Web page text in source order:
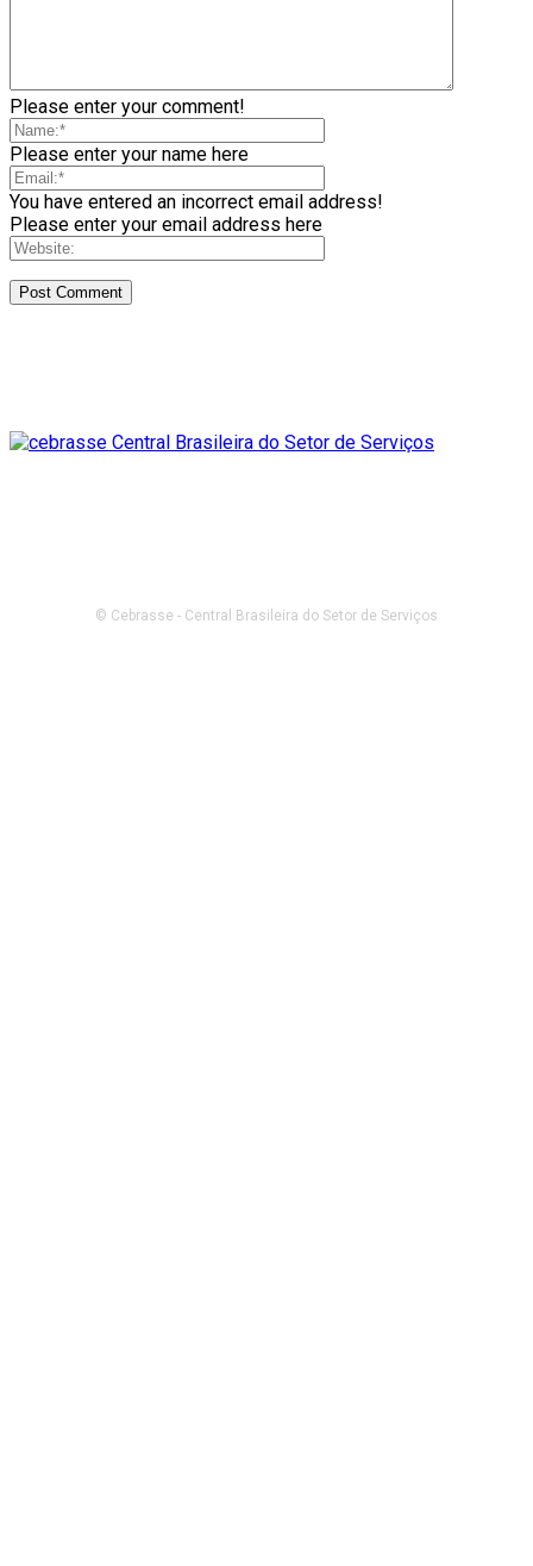
Please enter your comment!
Please enter your name here
You have entered an incorrect email address!
Please enter your email address here
© Cebrasse - Central Brasileira do Setor de Serviços